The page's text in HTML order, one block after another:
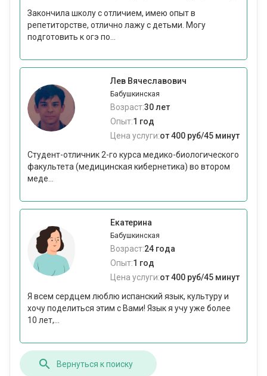
Закончила школу с отличием, имею опыт в
репетиторстве, отлично лажу с детьми. Могу
подготовить к огэ по...
Лев Вячеславович
Бабушкинская
Возраст:30 лет
Опыт:1 год
Цена услуги:от 400 руб/45 минут
Студент-отличник 2-го курса медико-биологического
факультета (медицинская кибернетика) во втором
меде...
Екатерина
Бабушкинская
Возраст:24 года
Опыт:1 год
Цена услуги:от 400 руб/45 минут
Я всем сердцем люблю испанский язык, культуру и
хочу поделиться этим с Вами! Язык я учу уже более
10 лет,...
Вернуться к поиску